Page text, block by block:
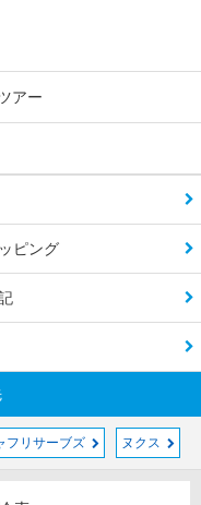
アー
ピング
フリサーブズ ヌクス